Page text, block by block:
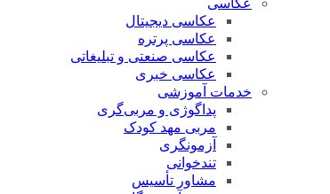
عکاسی دیجیتال
عکاسی پرتره
عکاسی صنعتی و تبلیغاتی
عکاسی خبری
خدمات آموزشی
پداگوژی و مربی‌گری
مربی مهد کودک
آزمونگری
تندخوانی
مشاور تأسیس